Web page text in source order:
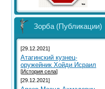
Зорба (Публикации)
[29.12.2021]
Атагинский кузнец-
оружейник Хойди Исраил
[История села]
[29.12.2021]